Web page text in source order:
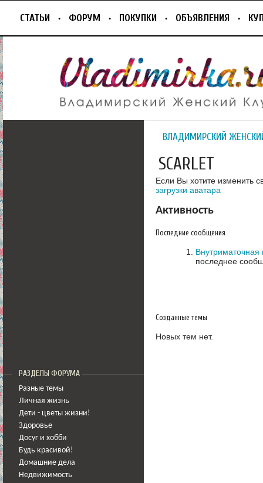
СТАТЬИ ФОРУМ ПОКУПКИ ОБЪЯВЛЕНИЯ
РАЗДЕЛЫ ФОРУМА
Разные темы
Личная жизнь
Дети - цветы жизни!
Здоровье
Досуг и хобби
Будь красивой!
Домашние дела
Недвижимость
ВЛАДИМИРСКИЙ
SCARLET
Если Вы хотите изменить
загрузки аватара
Активность
Последние сообщения
последнее
Созданные темы
Новых тем нет.